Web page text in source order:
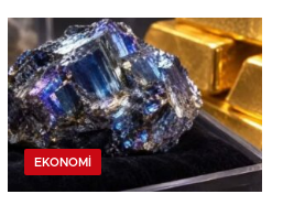
EKONOMI